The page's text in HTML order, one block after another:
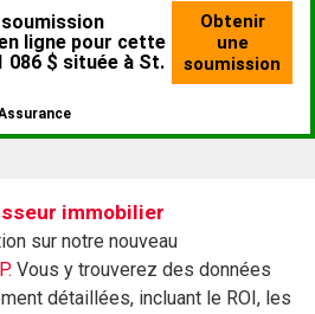
immobilier
sur notre nouveau
Vous y trouverez des données
détaillées, incluant le ROI, les